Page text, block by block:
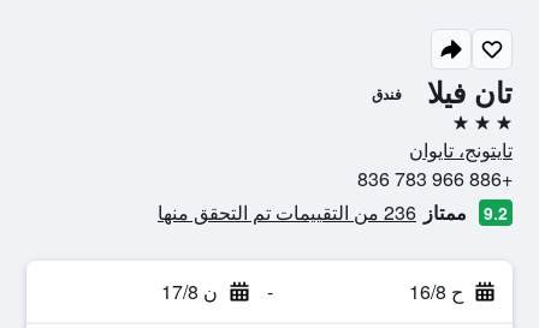
تان فيلا فندق
3 نجوم
تايتونج، تايوان
+886 966 783 836
9.2 ممتاز 236 من التقييمات تم التحقق منها
ح 16/8 - ن 17/8